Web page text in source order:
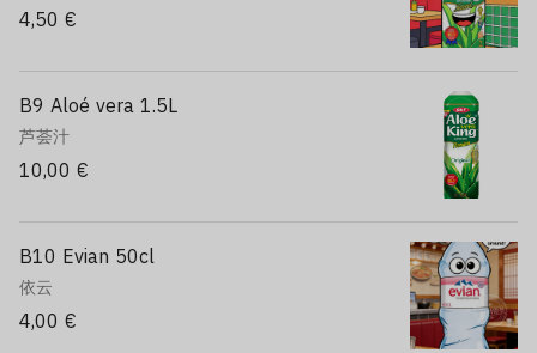
4,50 €
B9 Aloé vera 1.5L
芦荟汁
10,00 €
B10 Evian 50cl
依云
4,00 €